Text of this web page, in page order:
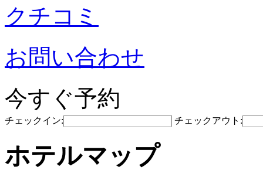
クチコミ
お問い合わせ
今すぐ予約
チェックイン: チェックアウト:
ホテルマップ